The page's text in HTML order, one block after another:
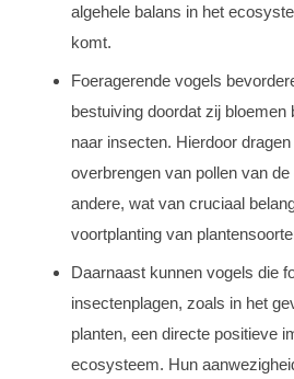
algehele balans in het
komt.
Foeragerende vogels
bestuiving doordat zij bloemen
naar insecten. Hierdoor
overbrengen van pollen van
andere, wat van cruciaal
voortplanting van
Daarnaast kunnen vogels die
insectenplagen, zoals in het
planten, een directe positieve
ecosysteem. Hun